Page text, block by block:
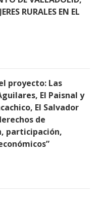
RURALES EN EL
proyecto: Las
El Paisnal y
El Salvador
de
participación,